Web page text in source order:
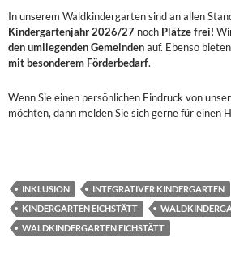
In unserem Waldkindergarten sind an allen
Kindergartenjahr 2026/27 noch Plätze frei!
den umliegenden Gemeindenauf. Ebenso
mit besonderem Förderbedarf.
Wenn Sie einen persönlichen Eindruck von
möchten, dann melden Sie sich gerne für einen
INKLUSION
INTEGRATIVER KINDERGARTEN
KINDERGARTEN EICHSTÄTT
WALDKINDERGARTEN EICHSTÄTT